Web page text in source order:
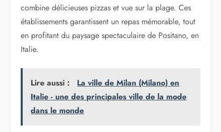
combine délicieuses pizzas et vue sur la plage. Ces
établissements garantissent un repas mémorable, tout
en profitant du paysage spectaculaire de Positano, en
Italie.
Lire aussi :
La ville de Milan (Milano) en
Italie - une des principales ville de la mode
dans le monde